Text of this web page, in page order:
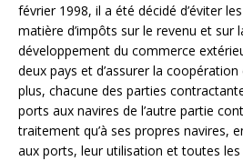
février 1998, il a été décidé d’éviter
matière d’impôts sur le revenu et sur
développement du commerce
deux pays et d’assurer la
plus, chacune des parties
ports aux navires de l’autre partie
traitement qu’à ses propres navires,
aux ports, leur utilisation et toutes les